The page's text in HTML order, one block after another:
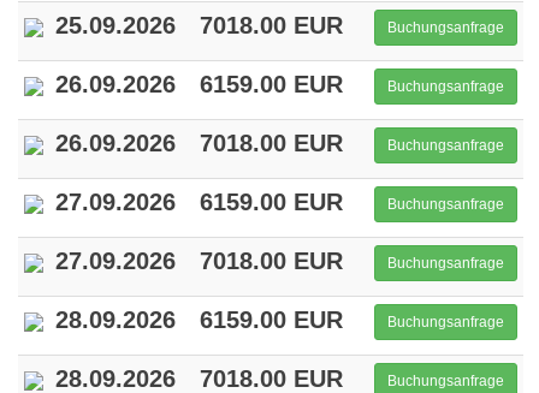
25.09.2026 7018.00 EUR Buchungsanfrage
26.09.2026 6159.00 EUR Buchungsanfrage
26.09.2026 7018.00 EUR Buchungsanfrage
27.09.2026 6159.00 EUR Buchungsanfrage
27.09.2026 7018.00 EUR Buchungsanfrage
28.09.2026 6159.00 EUR Buchungsanfrage
28.09.2026 7018.00 EUR Buchungsanfrage